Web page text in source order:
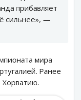
прибавляет
сильнее», —
мира
Ранее